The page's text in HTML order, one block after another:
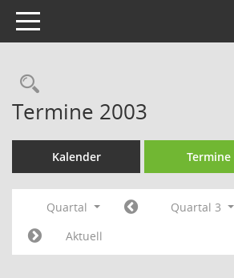
Toggle navigation
Rechercheauswahl
Termine 2003
Kalender Termine
Quartal Quartal 3
Aktuell